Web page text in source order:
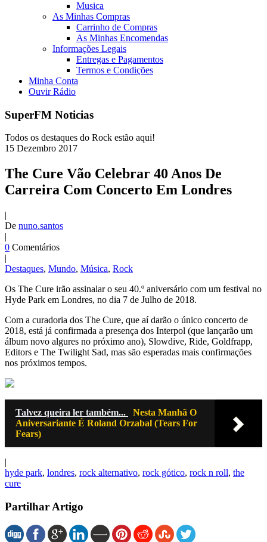
Musica
As Minhas Compras
Carrinho de Compras
As Minhas Encomendas
Informações Legais
Entregas e Pagamentos
Termos e Condições
Minha Conta
Ouvir Rádio
SuperFM Noticias
Todos os destaques do Rock estão aqui!
15 Dezembro 2017
The Cure Vão Celebrar 40 Anos De
Carreira Com Concerto Em Londres
|
De nuno.santos
|
0 Comentários
|
Destaques, Mundo, Música, Rock
Os The Cure irão assinalar o seu 40.º aniversário com um festival no
Hyde Park em Londres, no dia 7 de Julho de 2018.
Com a curadoria dos The Cure, que aí darão o único concerto de
2018, está já confirmada a presença dos Interpol (que lançarão um
álbum novo algures no próximo ano), Slowdive, Ride, Goldfrapp,
Editors e The Twilight Sad, mas são esperadas mais confirmações
nos próximos tempos.
Talvez queira ler também...
Nesta Manhã O
Aniversariante É Roland Orzabal (Tears For
Fears)
|
hyde park, londres, rock alternativo, rock gótico, rock n roll, the
cure
Partilhar Artigo